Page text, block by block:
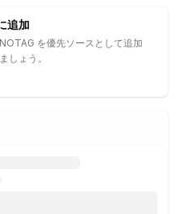
追加
を優先ソースとして追加
しょう。